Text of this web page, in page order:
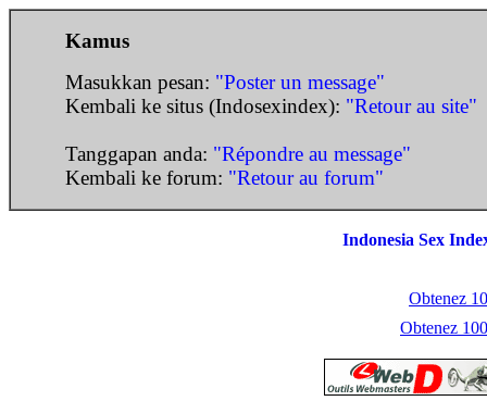
Kamus
Masukkan pesan: "Poster un message"
Kembali ke situs (Indosexindex): "Retour au site"
Tanggapan anda: "Répondre au message"
Kembali ke forum: "Retour au forum"
Indonesia Sex
Obtenez
Obtenez